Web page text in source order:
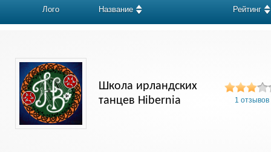
Лого Название Рейтинг
Школа ирландских
танцев Hibernia
1 отзывов